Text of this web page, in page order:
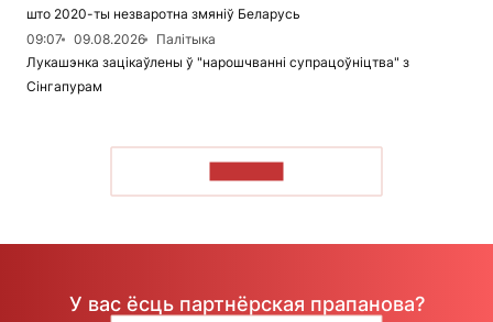
што 2020-ты незваротна змяніў Беларусь
09:07
09.08.2026
Палітыка
Лукашэнка зацікаўлены ў "нарошчванні супрацоўніцтва" з
Сінгапурам
У вас ёсць партнёрская прапанова?